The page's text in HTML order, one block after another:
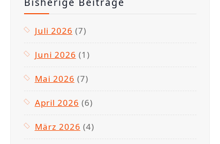
Juli 2026 (7)
Juni 2026 (1)
Mai 2026 (7)
April 2026 (6)
März 2026 (4)